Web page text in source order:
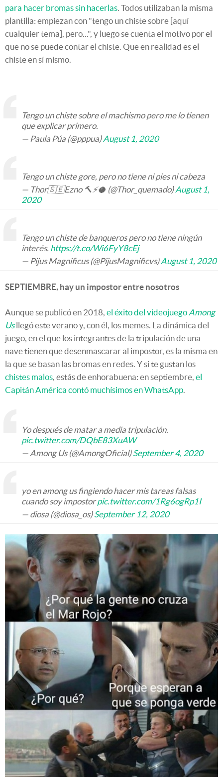
para hacer bromas sin hacerlas. Todos utilizaban la misma
plantilla: empiezan con "tengo un chiste sobre [aquí
cualquier tema], pero...", y luego se cuenta el motivo por el
que no se puede contar el chiste. Que en realidad es el
chiste en sí mismo.
Tengo un chiste sobre el machismo pero me lo tienen
que explicar primero.
— Paula Púa (@pppua)August 1, 2020
Tengo un chiste gore, pero no tiene ni pies ni cabeza
— Thor🇸🇪Ezno 🔨⚡🥥 (@Thor_quemado)August 1,
2020
Tengo un chiste de banqueros pero no tiene ningún
interés. https://t.co/Wi6FyY8cEj
— Pijus Magnificus (@PijusMagnificvs)August 1, 2020
SEPTIEMBRE, hay un impostor entre nosotros
Aunque se publicó en 2018, el éxito del videojuego Among
Usllegó este verano y, con él, los memes. La dinámica del
juego, en el que los integrantes de la tripulación de una
nave tienen que desenmascarar al impostor, es la misma en
la que se basan las bromas en redes. Y si te gustan los
chistes malos, estás de enhorabuena: en septiembre, el
Capitán América contó muchísimos en WhatsApp.
Yo después de matar a media tripulación.
pic.twitter.com/DQbE83XuAW
— Among Us (@AmongOficial)September 4, 2020
yo en among us fingiendo hacer mis tareas falsas
cuando soy impostorpic.twitter.com/1Rg6ogRp1I
— diosa (@diosa_os)September 12, 2020